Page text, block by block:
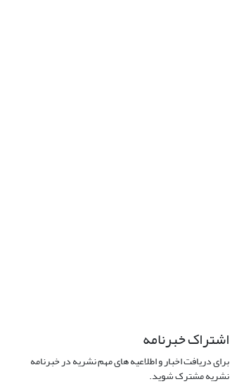
اشتراک خبرنامه
برای دریافت اخبار و اطلاعیه های مهم نشریه در خبرنامه
نشریه مشترک شوید.